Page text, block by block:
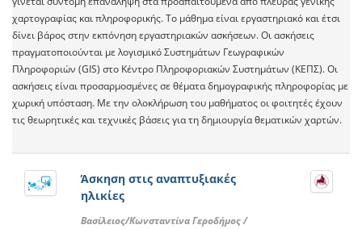
χαρτογραφίας και πληροφορικής. Το μάθημα είναι εργαστηριακό και έτσι
δίνει βάρος στην εκπόνηση εργαστηριακών ασκήσεων. Οι ασκήσεις
πραγματοποιούνται με λογισμικό Συστημάτων Γεωγραφικών
Πληροφοριών (GIS) στο Κέντρο Πληροφοριακών Συστημάτων (ΚΕΠΣ). Οι
ασκήσεις είναι προσαρμοσμένες σε θέματα δημογραφικής πληροφορίας με
χωρική υπόσταση. Με την ολοκλήρωση του μαθήματος οι φοιτητές έχουν
τις θεωρητικές και τεχνικές βάσεις για τη δημιουργία θεματικών χαρτών.
Άσκηση στις αναπτυξιακές
ηλικίες
Βασίλειος/Κωνσταντίνα Γεροδήμος /